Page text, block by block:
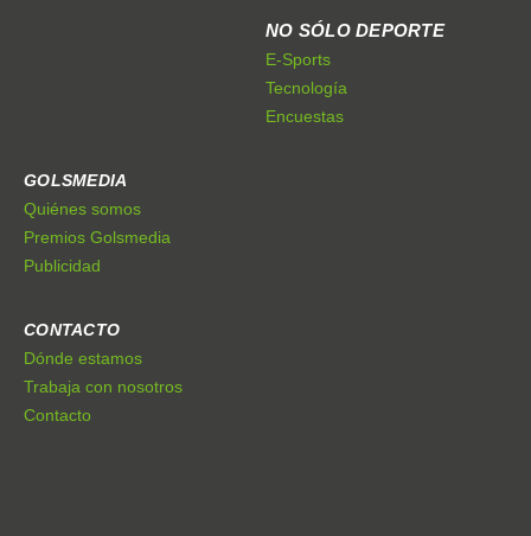
NO SÓLO DEPORTE
E-Sports
Tecnología
Encuestas
GOLSMEDIA
Quiénes somos
Premios Golsmedia
Publicidad
CONTACTO
Dónde estamos
Trabaja con nosotros
Contacto